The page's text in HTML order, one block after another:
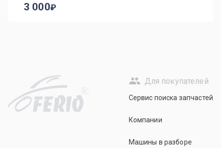
3 000
R
Для покупателей
Сервис поиска запчастей
Компании
Машины в разборе